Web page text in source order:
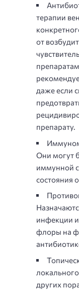
терапии
от
даже если
препарату.
Они могут
иммунной
состояния
инфекции
флоры на
других